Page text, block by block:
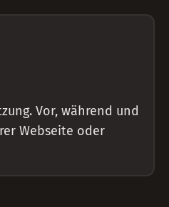
Vor, während und
Webseite oder